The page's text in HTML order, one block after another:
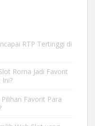
RTP Tertinggi di
Roma Jadi Favorit
Ini?
Favorit Para